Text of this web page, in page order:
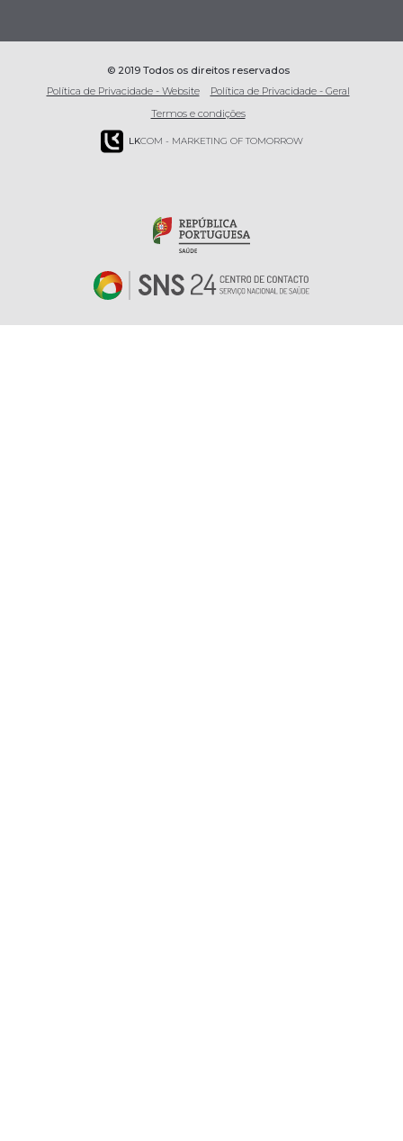
© 2019 Todos os direitos reservados
Política de Privacidade - Website
Política de Privacidade - Geral
Termos e condições
LKCOM - MARKETING OF TOMORROW